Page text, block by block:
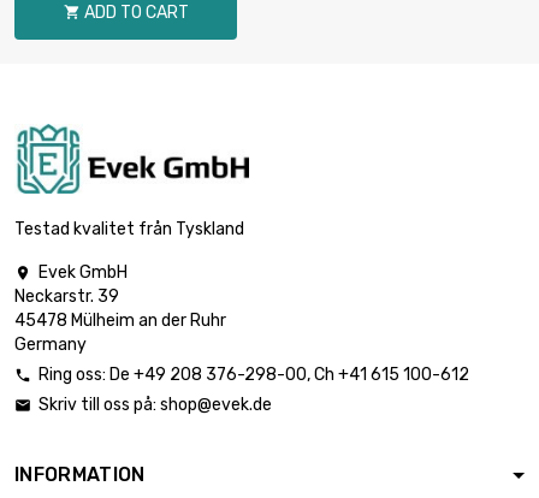
délka : 5 meter
 ADD TO CART
Testad kvalitet från Tyskland

Evek GmbH
Neckarstr. 39
45478 Mülheim an der Ruhr
Germany
 Ring oss: De +49 208 376-298-00, Ch +41 615 100-612
 Skriv till oss på: shop@evek.de
INFORMATION